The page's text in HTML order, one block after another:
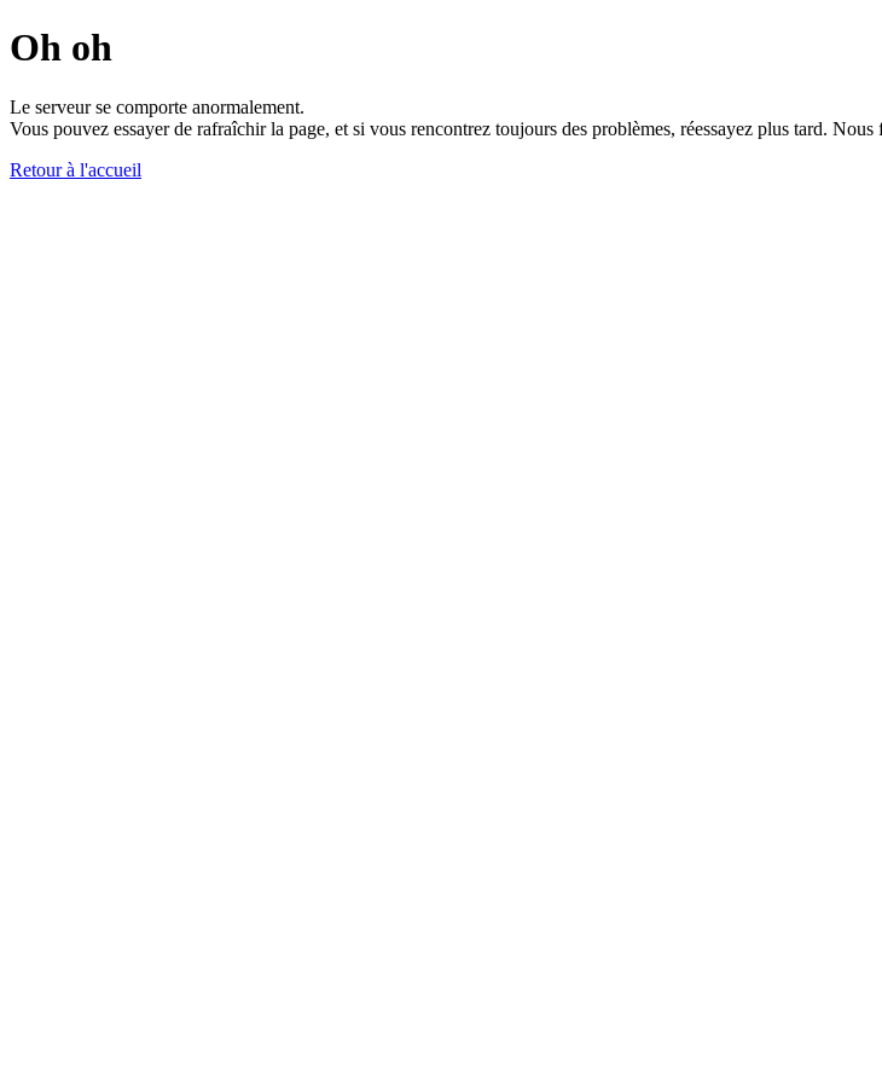
Oh oh
Le serveur se comporte anormalement.
Vous pouvez essayer de rafraîchir la page, et si vous rencontrez toujours des problèmes, réessayez plus tard.
Retour à l'accueil